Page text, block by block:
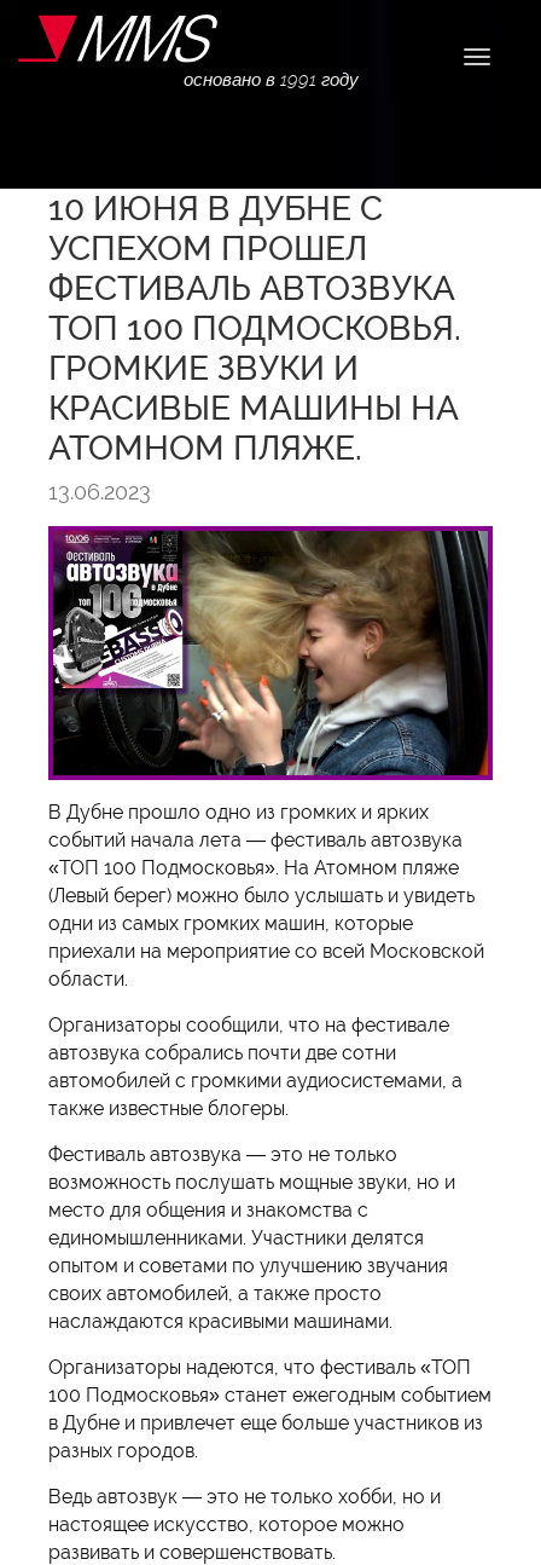
основано в 1991 году
10 ИЮНЯ В ДУБНЕ С
УСПЕХОМ ПРОШЕЛ
ФЕСТИВАЛЬ АВТОЗВУКА
ТОП 100 ПОДМОСКОВЬЯ.
ГРОМКИЕ ЗВУКИ И
КРАСИВЫЕ МАШИНЫ НА
АТОМНОМ ПЛЯЖЕ.
13.06.2023
В Дубне прошло одно из громких и ярких
событий начала лета — фестиваль автозвука
«ТОП 100 Подмосковья». На Атомном пляже
(Левый берег) можно было услышать и увидеть
одни из самых громких машин, которые
приехали на мероприятие со всей Московской
области.
Организаторы сообщили, что на фестивале
автозвука собрались почти две сотни
автомобилей с громкими аудиосистемами, а
также известные блогеры.
Фестиваль автозвука — это не только
возможность послушать мощные звуки, но и
место для общения и знакомства с
единомышленниками. Участники делятся
опытом и советами по улучшению звучания
своих автомобилей, а также просто
наслаждаются красивыми машинами.
Организаторы надеются, что фестиваль «ТОП
100 Подмосковья» станет ежегодным событием
в Дубне и привлечет еще больше участников из
разных городов.
Ведь автозвук — это не только хобби, но и
настоящее искусство, которое можно
развивать и совершенствовать.